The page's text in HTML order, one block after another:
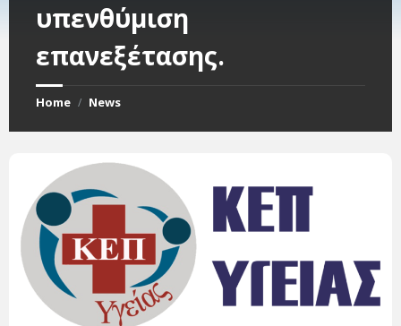
υπενθύμιση
επανεξέτασης.
Home / News